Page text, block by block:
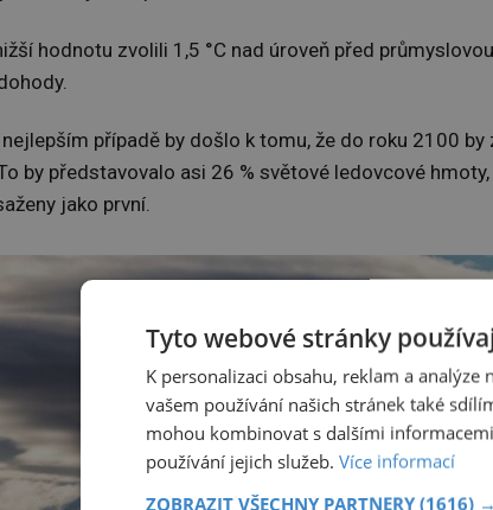
hodnotu zvolili 1,5 °C nad úroveň před
případě by došlo k tomu, že do roku 2100
by představovalo asi 26 % světové ledovcové
jako první.
Tyto webové stránky
K personalizaci obsahu, reklam a
vašem používání našich stránek také
mohou kombinovat s dalšími
používání jejich služeb. Více informací
ZOBRAZIT VŠECHNY PARTNERY (1616) →